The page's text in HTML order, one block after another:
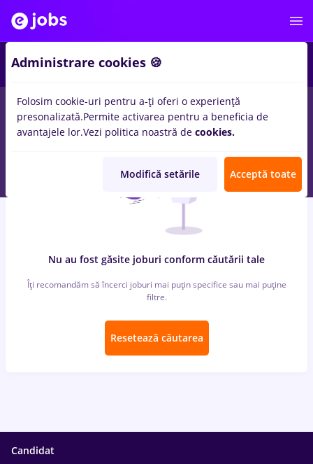
locuri de muncaarabesque pentru StudentinIT / Telecom
Nu au fost găsite joburi conform căutării tale
Îți recomandăm să încerci joburi mai puțin specifice sau mai puține
filtre.
Resetează căutarea
Candidat
Administrare cookies 🍪
Folosim cookie-uri pentru a-ți oferi o experiență
presonalizată.Permite activarea pentru a beneficia de
avantajele lor.Vezi politica noastră de cookies.
Modifică setările Acceptă toate